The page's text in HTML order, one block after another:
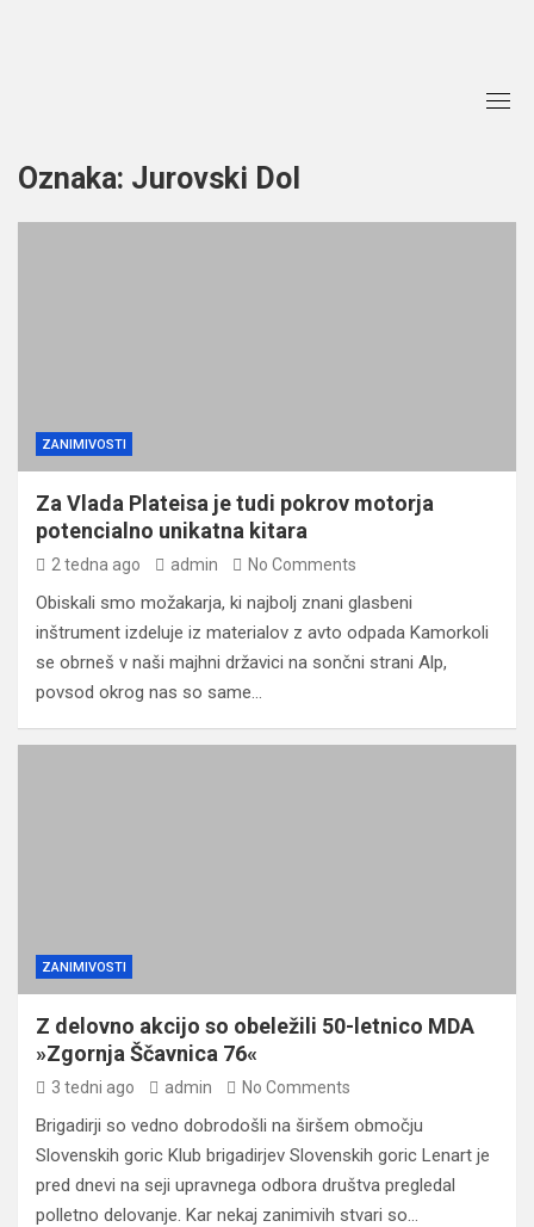
Oznaka: Jurovski Dol
ZANIMIVOSTI
Za Vlada Plateisa je tudi pokrov motorja
potencialno unikatna kitara
2 tedna ago admin No Comments
Obiskali smo možakarja, ki najbolj znani glasbeni
inštrument izdeluje iz materialov z avto odpada Kamorkoli
se obrneš v naši majhni državici na sončni strani Alp,
povsod okrog nas so same…
ZANIMIVOSTI
Z delovno akcijo so obeležili 50-letnico MDA
»Zgornja Ščavnica 76«
3 tedni ago admin No Comments
Brigadirji so vedno dobrodošli na širšem območju
Slovenskih goric Klub brigadirjev Slovenskih goric Lenart je
pred dnevi na seji upravnega odbora društva pregledal
polletno delovanje. Kar nekaj zanimivih stvari so…